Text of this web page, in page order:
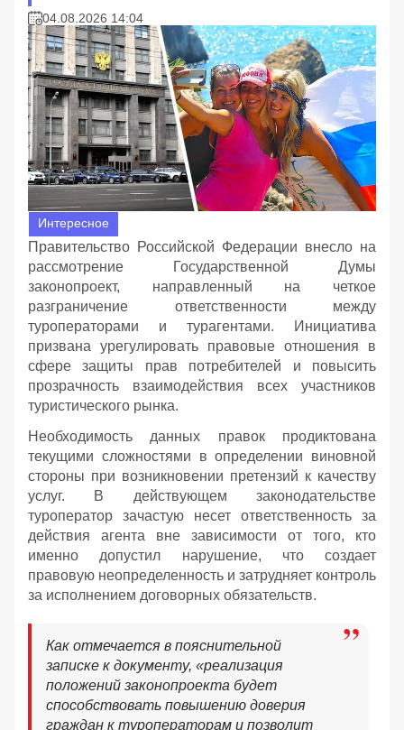
04.08.2026 14:04
Интересное
Правительство Российской Федерации внесло на
рассмотрение Государственной Думы
законопроект, направленный на четкое
разграничение ответственности между
туроператорами и турагентами. Инициатива
призвана урегулировать правовые отношения в
сфере защиты прав потребителей и повысить
прозрачность взаимодействия всех участников
туристического рынка.
Необходимость данных правок продиктована
текущими сложностями в определении виновной
стороны при возникновении претензий к качеству
услуг. В действующем законодательстве
туроператор зачастую несет ответственность за
действия агента вне зависимости от того, кто
именно допустил нарушение, что создает
правовую неопределенность и затрудняет контроль
за исполнением договорных обязательств.
Как отмечается в пояснительной
записке к документу, «реализация
положений законопроекта будет
способствовать повышению доверия
граждан к туроператорам и позволит